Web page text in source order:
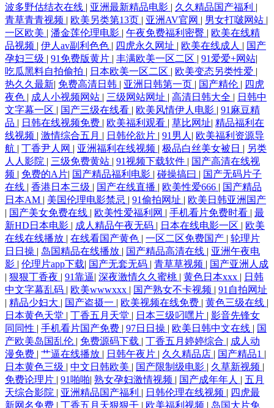
波多野估结衣在线 | 亚洲最新精品电影 | 久久精品国产福利 |
青草青青视频 | 欧美另类第13页 | 亚洲AV官网 | 男女打啵网站 |
一区欧美 | 潘金莲伦理电影 | 午夜免费福利密臀 | 欧美在线精
品视频 | 伊人av副利色色 | 四虎永久网址 | 欧美在线成人 | 国产
孕妇三级 | 91免费版黄片 | 丰满欧美一区二区 | 91爱爱+网站|
吃瓜黑料自拍偷拍 | 日本欧美一区二区 | 欧美变态另类性爱 |
热久久最新| 免费高清日韩 | 亚洲日韩第一页 | 国产精伦 | 四虎
夜色 | 成人小视频网站 | 三级网站网址 | 高清日韩大全 | 日韩中
文字幕一区 | 国产三级在线看 | 欧美风情伊人电影 | 91麻豆精
品 | 日韩在线视频免费 | 欧美福利观看 | 草比网址| 精品福利在
线视频 | 激情综合五月 | 日韩伦欲片 | 91男人 | 欧美福利资源导
航 | 丁香尹人网 | 亚洲福利在线视频 | 极品白丝美女被日 | 另类
人人影院 | 三级免费黄站 | 91视频下载软件 | 国产高清在线视
频 | 免费的A片| 国产精品福利电影 | 碰操搞曰 | 国产无码片子
在线 | 香港日本三级 | 国产在线直播 | 欧美性爱666 | 国产精品
日本AM | 美国伦理电影禁忌 | 91偷拍网址 | 欧美日韩亚洲国产
| 国产美女免费在线 | 欧美性爱福利网 | 手机看片免费时看 | 最
新HD日本电影 | 成人精品午夜无码 | 日本在线电影一区 | 欧美
在线在线播放 | 在线看国产黄色 | 一区二区免费国产 | 轮理片
日日操 | 岛国精品在线播放 | 国产精品高清在线 | 亚洲午夜电
影 | 伦理片app下载| 国产无套无码 | 青草草视频 | 国产亚洲人成
| 狠狠丁香夜 | 91靠逼| 深夜激情久久蜜桃 | 黄色日本xxx | 日韩
中文字幕乱码 | 欧美wwwxxx | 国产熟女不卡视频 | 91自拍网址
| 精品少妇大 | 国产盗摄一 | 欧美视频在线免费 | 黄色三级在线 |
日本黄色天堂 | 丁香五月天堂 | 日本三级叼嘿片 | 影音先锋女
同同性 | 手机看片国产免费 | 97日日操 | 欧美日韩中文在线 | 国
产欧美岛国乱伦 | 免费源码下载 | 丁香五月婷婷综合 | 成人动
漫免费 | 艹逼在线播放 | 日韩午夜片 | 久久精品店 | 国产精品1 |
日本黄色三级 | 中文日韩欧美 | 国产限制级电影 | 久草新视频 |
免费论理片 | 91啪啪| 熟女孕妇激情视频 | 国产成年年人 | 五月
天综合影院 | 亚洲精品国产福利 | 日韩伦理在线视频 | 四虎最
新网名免费 | 丁香五月天狠狠干 | 欧美福利视频 | 岛国大片免